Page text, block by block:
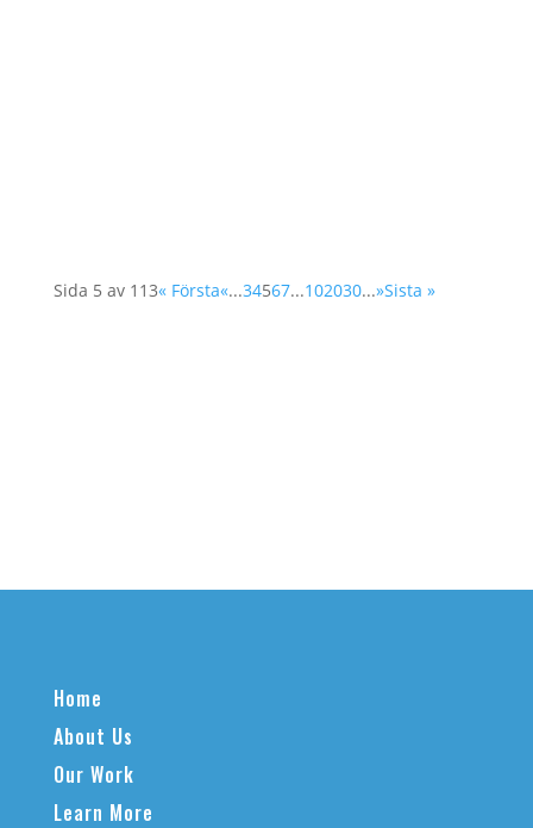
Sida 5 av 113« Första«...34567...102030...»Sista »
Home
About Us
Our Work
Learn More